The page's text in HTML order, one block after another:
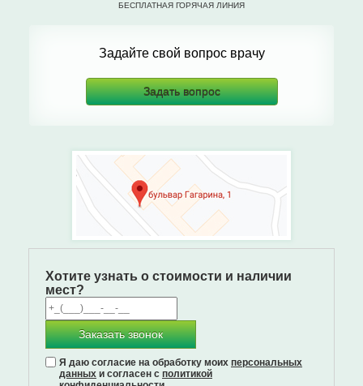
Задайте свой вопрос врачу
Задать вопрос
БЕСПЛАТНАЯ ГОРЯЧАЯ ЛИНИЯ
Хотите узнать о стоимости и наличии
мест?
Заказать звонок
Я даю согласие на обработку моих персональных
данных и согласен с политикой